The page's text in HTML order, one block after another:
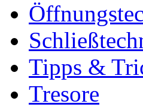
Tipps &
Tresore